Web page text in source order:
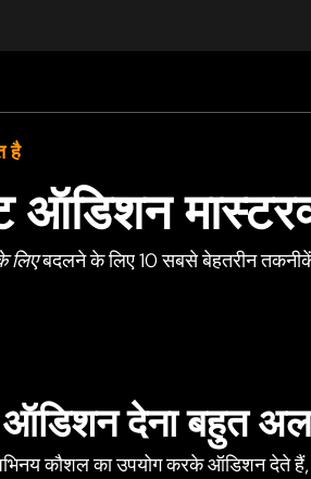
है
ऑडिशन
लिएबदलने के लिए 10 सबसे बेहतरीन
देना बहुत
कौशल का उपयोग करके ऑडिशन देते